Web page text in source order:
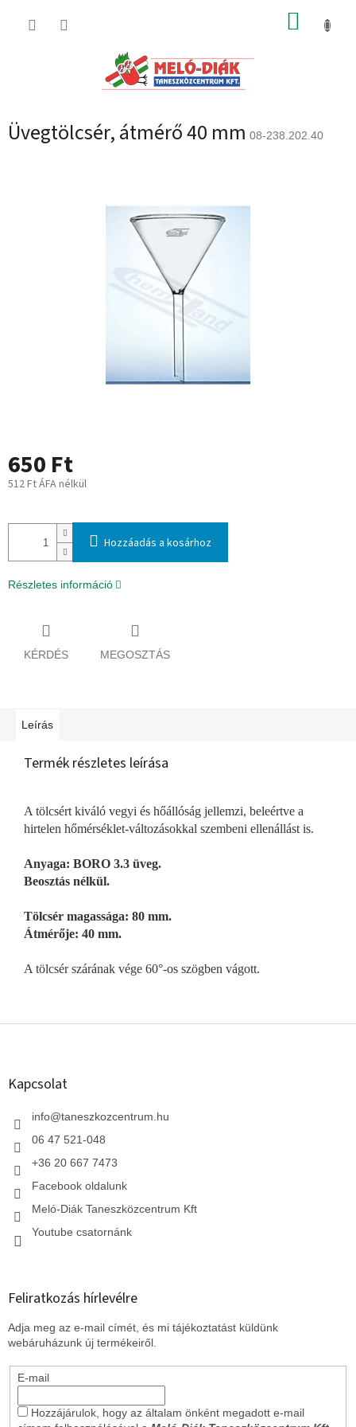
KOSÁR
Üvegtölcsér, átmérő 40 mm 08-238.202.40
650 Ft
512 Ft ÁFA nélkül
Hozzáadás a kosárhoz
Részletes információ
KÉRDÉS MEGOSZTÁS
Leírás
Termék részletes leírása
A tölcsért kiváló vegyi és hőállóság jellemzi, beleértve a
hirtelen hőmérséklet-változásokkal szembeni ellenállást is.
Anyaga: BORO 3.3 üveg.
Beosztás nélkül.
Tölcsér magassága: 80 mm.
Átmérője: 40 mm.
A tölcsér szárának vége 60°-os szögben vágott.
L
Kapcsolat
info@taneszkozcentrum.hu
06 47 521-048
+36 20 667 7473
Facebook oldalunk
Meló-Diák Taneszközcentrum Kft
Youtube csatornánk
Feliratkozás hírlevélre
Adja meg az e-mail címét, és mi tájékoztatást küldünk
webáruházunk új termékeiről.
E-mail
Hozzájárulok, hogy az általam önként megadott e-mail